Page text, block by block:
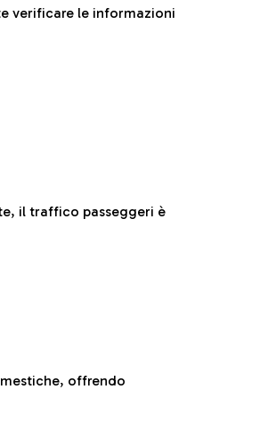
verificare le informazioni
il traffico passeggeri è
offrendo